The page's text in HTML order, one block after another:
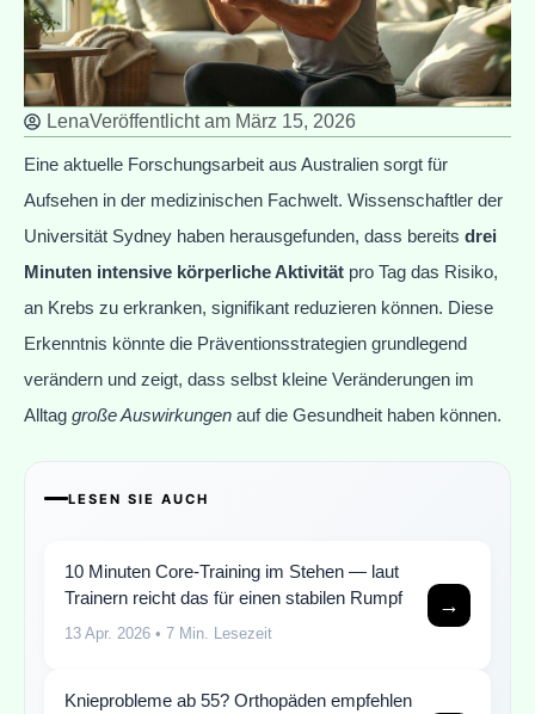
LenaVeröffentlicht am März 15, 2026
Eine aktuelle Forschungsarbeit aus Australien sorgt für
Aufsehen in der medizinischen Fachwelt. Wissenschaftler der
Universität Sydney haben herausgefunden, dass bereits drei
Minuten intensive körperliche Aktivität pro Tag das Risiko,
an Krebs zu erkranken, signifikant reduzieren können. Diese
Erkenntnis könnte die Präventionsstrategien grundlegend
verändern und zeigt, dass selbst kleine Veränderungen im
Alltag große Auswirkungen auf die Gesundheit haben können.
LESEN SIE AUCH
10 Minuten Core-Training im Stehen — laut
Trainern reicht das für einen stabilen Rumpf
13 Apr. 2026 • 7 Min. Lesezeit
→
Knieprobleme ab 55? Orthopäden empfehlen